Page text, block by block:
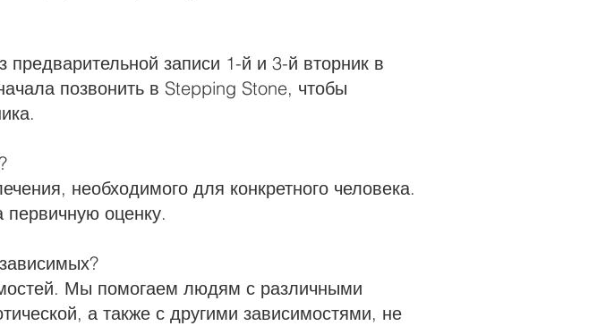
записи 1-й и 3-й вторник в
позвонить в Stepping Stone, чтобы
необходимого для конкретного человека.
первичную оценку.
Мы помогаем людям с различными
а также с другими зависимостями, не